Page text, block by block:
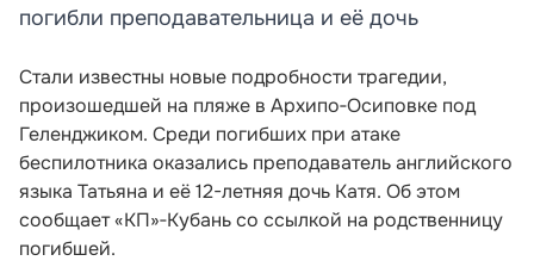
погибли преподавательница и её дочь
Стали известны новые подробности трагедии,
произошедшей на пляже в Архипо‑Осиповке под
Геленджиком. Среди погибших при атаке
беспилотника оказались преподаватель английского
языка Татьяна и её 12-летняя дочь Катя. Об этом
сообщает «КП»‑Кубань со ссылкой на родственницу
погибшей.